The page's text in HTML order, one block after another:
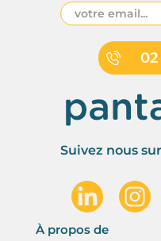
02
Suivez nous sur
À propos de